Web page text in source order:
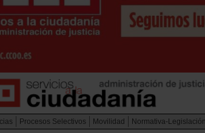
Procesos Selectivos Movilidad Normativa-Legislación